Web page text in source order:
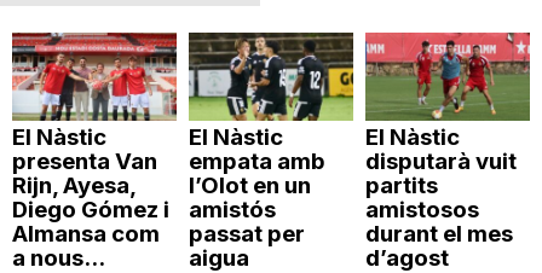
El Nàstic
presenta Van
Rijn, Ayesa,
Diego Gómez i
Almansa com
a nous...
El Nàstic
empata amb
l’Olot en un
amistós
passat per
aigua
El Nàstic
disputarà vuit
partits
amistosos
durant el mes
d’agost